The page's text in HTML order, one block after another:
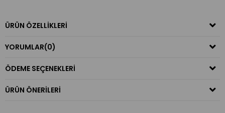
ÜRÜN ÖZELLIKLERI
YORUMLAR(0)
ÖDEME SEÇENEKLERI
ÜRÜN ÖNERILERI